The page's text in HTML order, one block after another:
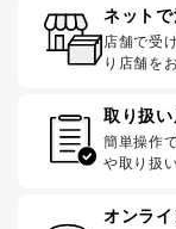
ネット
店舗で受
り店舗を
取り扱
簡単操作
や取り扱
オンラ